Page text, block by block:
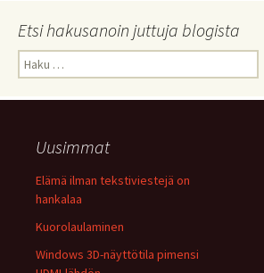
Etsi hakusanoin juttuja blogista
Haku:
Uusimmat
Elämä ilman tekstiviestejä on
hankalaa
Kuorolaulaminen
Windows 3D-näyttötila pimensi